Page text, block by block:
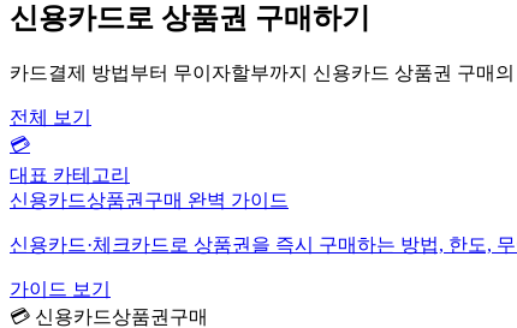
신용카드로 상품권 구매하기
카드결제 방법부터 무이자할부까지 신용카드 상품권 구매의
전체 보기
💳
대표 카테고리
신용카드상품권구매 완벽 가이드
신용카드·체크카드로 상품권을 즉시 구매하는 방법, 한도,
가이드 보기
💳 신용카드상품권구매